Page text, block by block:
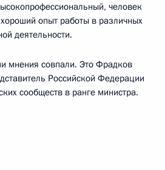
человек
опыт работы в различных
деятельности.
мнения совпали. Это Фрадков
Российской Федерации
сообществ в ранге министра.